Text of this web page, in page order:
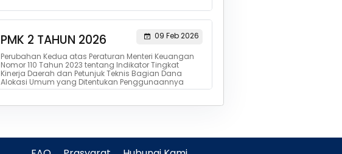
PMK 2 TAHUN 2026
09 Feb 2026
Perubahan Kedua atas Peraturan Menteri Keuangan
Nomor 110 Tahun 2023 tentang Indikator Tingkat
Kinerja Daerah dan Petunjuk Teknis Bagian Dana
Alokasi Umum yang Ditentukan Penggunaannya